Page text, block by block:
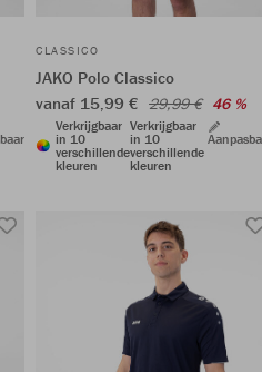
CLASSICO
JAKO Polo Classico
vanaf 15,99 € 29,99 € 46 %
Verkrijgbaar
in 10
verschillende
kleuren
Verkrijgbaar
in 10
verschillende
kleuren